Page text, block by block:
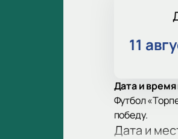
11
Дата и
Футбол
победу.
Дата и